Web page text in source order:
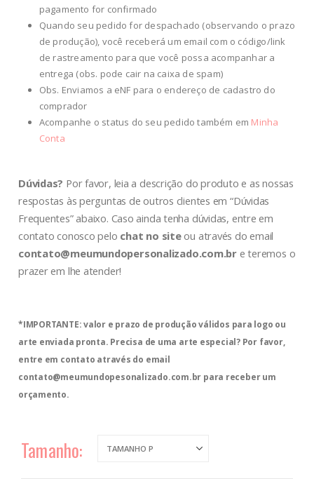
pagamento for confirmado
Quando seu pedido for despachado (observando o prazo
de produção), você receberá um email com o código/link
de rastreamento para que você possa acompanhar a
entrega (obs. pode cair na caixa de spam)
Obs. Enviamos a eNF para o endereço de cadastro do
comprador
Acompanhe o status do seu pedido também em Minha
Conta
Dúvidas? Por favor, leia a descrição do produto e as nossas
respostas às perguntas de outros clientes em “Dúvidas
Frequentes” abaixo. Caso ainda tenha dúvidas, entre em
contato conosco pelo chat no siteou através do email
contato@meumundopersonalizado.com.bre teremos o
prazer em lhe atender!
*IMPORTANTE: valor e prazo de produção válidos para logo ou
arte enviada pronta. Precisa de uma arte especial? Por favor,
entre em contato através do email
contato@meumundopesonalizado.com.br para receber um
orçamento.
Tamanho